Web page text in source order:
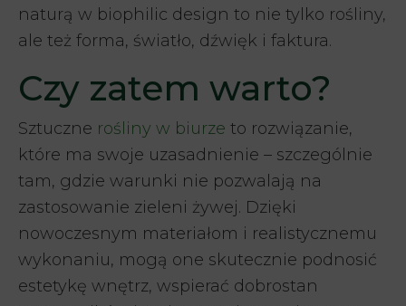
naturą w biophilic design to nie tylko rośliny,
ale też forma, światło, dźwięk i faktura.
Czy zatem warto?
Sztuczne rośliny w biurze to rozwiązanie,
które ma swoje uzasadnienie – szczególnie
tam, gdzie warunki nie pozwalają na
zastosowanie zieleni żywej. Dzięki
nowoczesnym materiałom i realistycznemu
wykonaniu, mogą one skutecznie podnosić
estetykę wnętrz, wspierać dobrostan